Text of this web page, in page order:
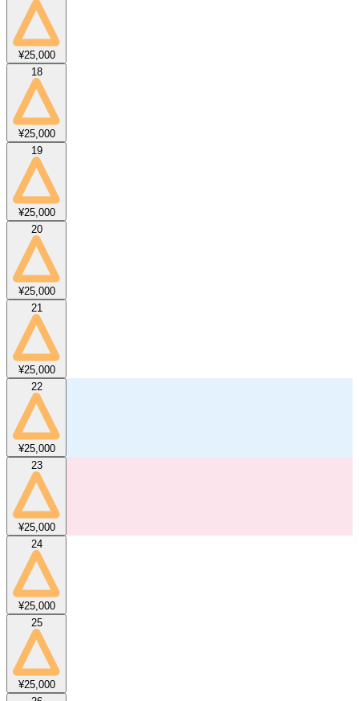
¥25,000
18
¥25,000
19
¥25,000
20
¥25,000
21
¥25,000
22
¥25,000
23
¥25,000
24
¥25,000
25
¥25,000